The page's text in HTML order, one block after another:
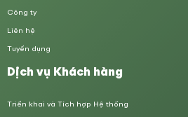
Công ty
Liên hệ
Tuyển dụng
Dịch vụ Khách hàng
Triển khai và Tích hợp Hệ thống